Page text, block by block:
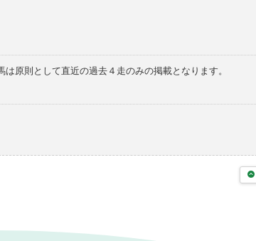
原則として直近の過去４走のみの掲載となります。